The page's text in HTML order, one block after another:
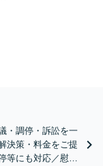
・調停・訴訟を一
決策・料金をご提
等にも対応／慰謝